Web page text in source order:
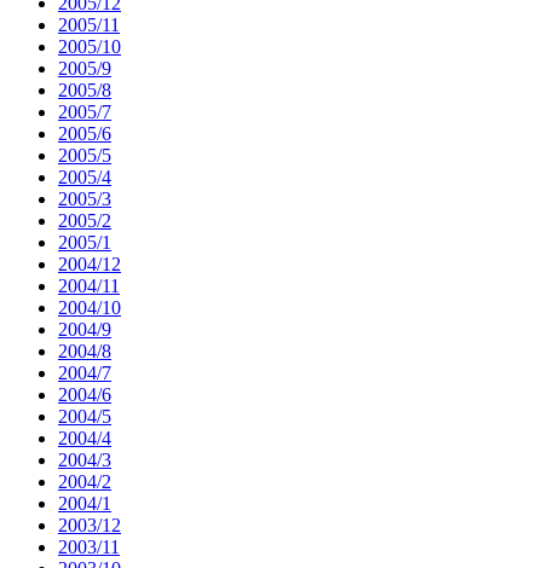
2005/11
2005/10
2005/9
2005/8
2005/7
2005/6
2005/5
2005/4
2005/3
2005/2
2005/1
2004/12
2004/11
2004/10
2004/9
2004/8
2004/7
2004/6
2004/5
2004/4
2004/3
2004/2
2004/1
2003/12
2003/11